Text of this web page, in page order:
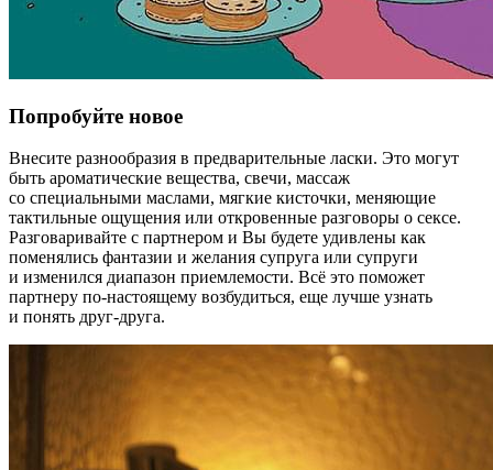
Попробуйте новое
Внесите разнообразия в предварительные ласки. Это могут
быть ароматические вещества, свечи, массаж
со специальными маслами, мягкие кисточки, меняющие
тактильные ощущения или откровенные разговоры о сексе.
Разговаривайте с партнером и Вы будете удивлены как
поменялись фантазии и желания супруга или супруги
и изменился диапазон приемлемости. Всё это поможет
партнеру по-настоящему возбудиться, еще лучше узнать
и понять друг-друга.